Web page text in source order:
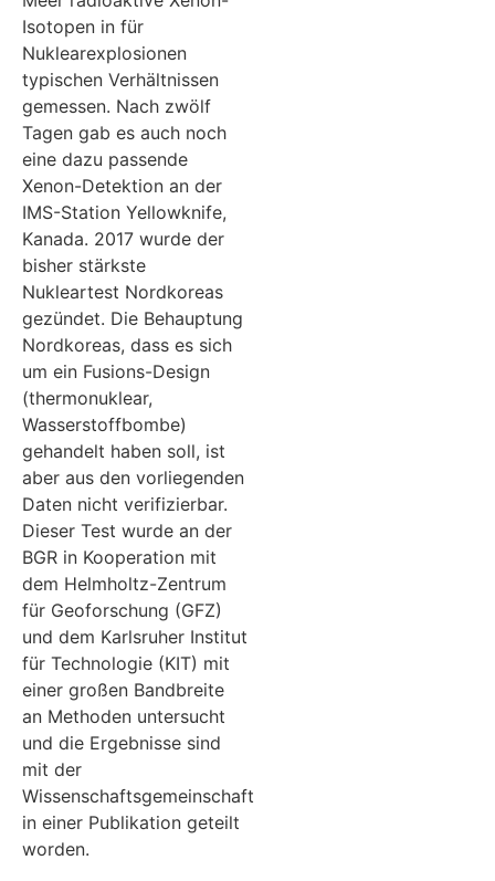
Isotopen in für
Nuklearexplosionen
typischen Verhältnissen
gemessen. Nach zwölf
Tagen gab es auch noch
eine dazu passende
Xenon-Detektion an der
IMS-Station Yellowknife,
Kanada. 2017 wurde der
bisher stärkste
Nukleartest Nordkoreas
gezündet. Die Behauptung
Nordkoreas, dass es sich
um ein Fusions-Design
(thermonuklear,
Wasserstoffbombe)
gehandelt haben soll, ist
aber aus den vorliegenden
Daten nicht verifizierbar.
Dieser Test wurde an der
BGR in Kooperation mit
dem Helmholtz-Zentrum
für Geoforschung (GFZ)
und dem Karlsruher Institut
für Technologie (KIT) mit
einer großen Bandbreite
an Methoden untersucht
und die Ergebnisse sind
mit der
Wissenschaftsgemeinschaft
in einer Publikation geteilt
worden.